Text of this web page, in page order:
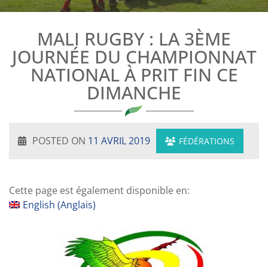
MALI RUGBY : LA 3ÈME
JOURNÉE DU CHAMPIONNAT
NATIONAL À PRIT FIN CE
DIMANCHE
POSTED ON 11 AVRIL 2019 FÉDÉRATIONS
Cette page est également disponible en:
English (Anglais)